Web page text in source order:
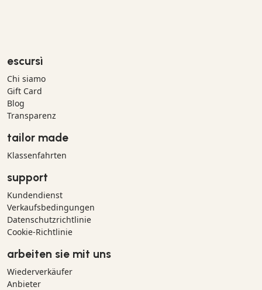
escursì
Chi siamo
Gift Card
Blog
Transparenz
tailor made
Klassenfahrten
support
Kundendienst
Verkaufsbedingungen
Datenschutzrichtlinie
Cookie-Richtlinie
arbeiten sie mit uns
Wiederverkäufer
Anbieter